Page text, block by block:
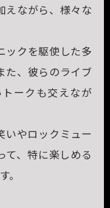
えながら、様々な
ックを駆使した多
た、彼らのライブ
ークも交えなが
いやロックミュー
て、特に楽しめる
。